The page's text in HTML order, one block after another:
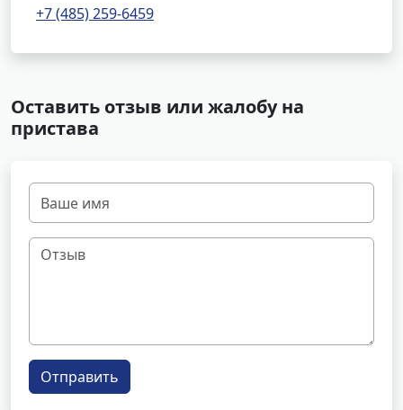
+7 (485) 259-6459
Оставить отзыв или жалобу на
пристава
Отправить